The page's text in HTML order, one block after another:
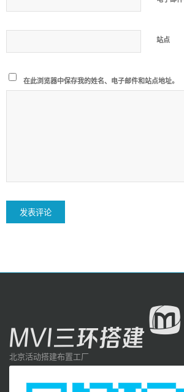
站点
在此浏览器中保存我的姓名、电子邮件和站点地址。
北京活动搭建布置工厂